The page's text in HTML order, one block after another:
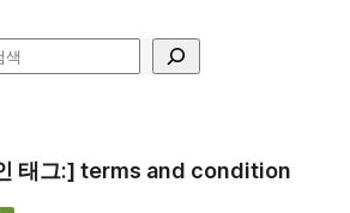
태그:] terms and condition